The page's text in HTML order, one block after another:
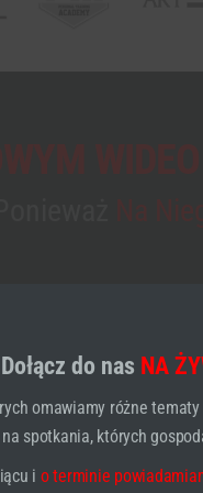
Dołącz do nas NA
omawiamy różne
spotkania, których
i o terminie